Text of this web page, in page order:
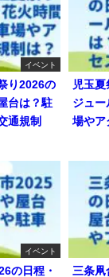
イベント
り2026の
台は？駐
通規制
児玉
ジュー
場やア
イベント
の日程・
三条凧